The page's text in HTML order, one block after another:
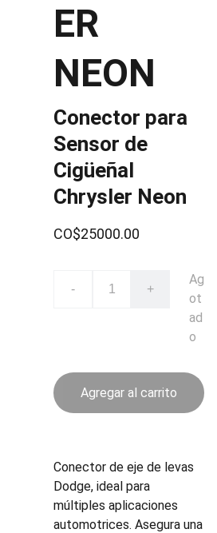
ER
NEON
Conector para
Sensor de
Cigüeñal
Chrysler Neon
CO$25000.00
- +
Ag
ot
ad
o
Agregar al carrito
Conector de eje de levas
Dodge, ideal para
múltiples aplicaciones
automotrices. Asegura una